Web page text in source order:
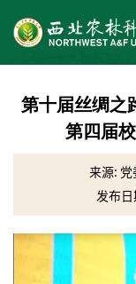
第十届丝绸之
第四届
来源: 党
发布日